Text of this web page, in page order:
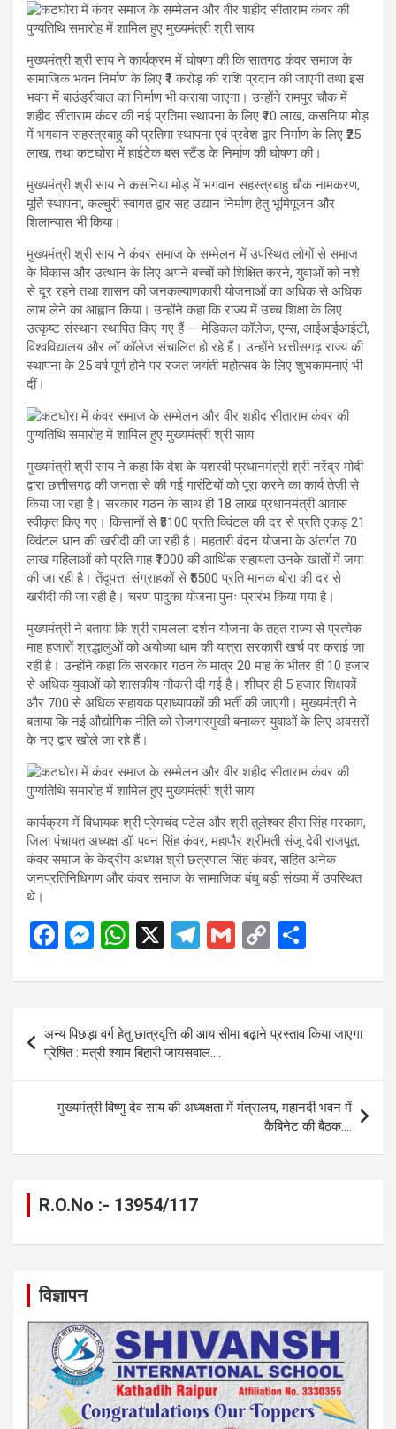
मुख्यमंत्री श्री साय ने कार्यक्रम में घोषणा की कि सातगढ़ कंवर समाज के
सामाजिक भवन निर्माण के लिए ₹1 करोड़ की राशि प्रदान की जाएगी तथा इस
भवन में बाउंड्रीवाल का निर्माण भी कराया जाएगा। उन्होंने रामपुर चौक में
शहीद सीताराम कंवर की नई प्रतिमा स्थापना के लिए ₹10 लाख, कसनिया मोड़
में भगवान सहस्त्रबाहु की प्रतिमा स्थापना एवं प्रवेश द्वार निर्माण के लिए ₹25
लाख, तथा कटघोरा में हाईटेक बस स्टैंड के निर्माण की घोषणा की।
मुख्यमंत्री श्री साय ने कसनिया मोड़ में भगवान सहस्त्रबाहु चौक नामकरण,
मूर्ति स्थापना, कल्चुरी स्वागत द्वार सह उद्यान निर्माण हेतु भूमिपूजन और
शिलान्यास भी किया।
मुख्यमंत्री श्री साय ने कंवर समाज के सम्मेलन में उपस्थित लोगों से समाज
के विकास और उत्थान के लिए अपने बच्चों को शिक्षित करने, युवाओं को नशे
से दूर रहने तथा शासन की जनकल्याणकारी योजनाओं का अधिक से अधिक
लाभ लेने का आह्वान किया। उन्होंने कहा कि राज्य में उच्च शिक्षा के लिए
उत्कृष्ट संस्थान स्थापित किए गए हैं — मेडिकल कॉलेज, एम्स, आईआईआईटी,
विश्वविद्यालय और लॉ कॉलेज संचालित हो रहे हैं। उन्होंने छत्तीसगढ़ राज्य की
स्थापना के 25 वर्ष पूर्ण होने पर रजत जयंती महोत्सव के लिए शुभकामनाएं भी
दीं।
मुख्यमंत्री श्री साय ने कहा कि देश के यशस्वी प्रधानमंत्री श्री नरेंद्र मोदी
द्वारा छत्तीसगढ़ की जनता से की गई गारंटियों को पूरा करने का कार्य तेज़ी से
किया जा रहा है। सरकार गठन के साथ ही 18 लाख प्रधानमंत्री आवास
स्वीकृत किए गए। किसानों से ₹3100 प्रति क्विंटल की दर से प्रति एकड़ 21
क्विंटल धान की खरीदी की जा रही है। महतारी वंदन योजना के अंतर्गत 70
लाख महिलाओं को प्रति माह ₹1000 की आर्थिक सहायता उनके खातों में जमा
की जा रही है। तेंदूपत्ता संग्राहकों से ₹5500 प्रति मानक बोरा की दर से
खरीदी की जा रही है। चरण पादुका योजना पुनः प्रारंभ किया गया है।
मुख्यमंत्री ने बताया कि श्री रामलला दर्शन योजना के तहत राज्य से प्रत्येक
माह हजारों श्रद्धालुओं को अयोध्या धाम की यात्रा सरकारी खर्च पर कराई जा
रही है। उन्होंने कहा कि सरकार गठन के मात्र 20 माह के भीतर ही 10 हजार
से अधिक युवाओं को शासकीय नौकरी दी गई है। शीघ्र ही 5 हजार शिक्षकों
और 700 से अधिक सहायक प्राध्यापकों की भर्ती की जाएगी। मुख्यमंत्री ने
बताया कि नई औद्योगिक नीति को रोजगारमुखी बनाकर युवाओं के लिए अवसरों
के नए द्वार खोले जा रहे हैं।
कार्यक्रम में विधायक श्री प्रेमचंद पटेल और श्री तुलेश्वर हीरा सिंह मरकाम,
जिला पंचायत अध्यक्ष डॉ. पवन सिंह कंवर, महापौर श्रीमती संजू देवी राजपूत,
कंवर समाज के केंद्रीय अध्यक्ष श्री छत्रपाल सिंह कंवर, सहित अनेक
जनप्रतिनिधिगण और कंवर समाज के सामाजिक बंधु बड़ी संख्या में उपस्थित
थे।
F
ce
b
o
o
k
M
se
g
er
W
at
A
p
p
X
T
e
gr
a
m
G
ail
C
py
n
k
ar
e
navigation
अन्य पिछड़ा वर्ग हेतु छात्रवृत्ति की आय सीमा बढ़ाने प्रस्ताव किया जाएगा
प्रेषित : मंत्री श्याम बिहारी जायसवाल….
मुख्यमंत्री विष्णु देव साय की अध्यक्षता में मंत्रालय, महानदी भवन में
कैबिनेट की बैठक….
R.O.No :- 13954/117
विज्ञापन